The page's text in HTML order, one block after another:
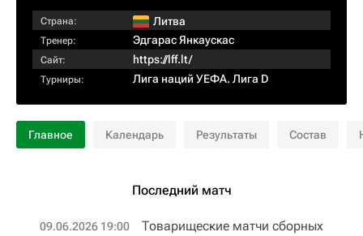
Страна: Литва
Тренер: Эдгарас Янкаускас
Сайт: https://lff.lt/
Турниры: Лига наций УЕФА. Лига D
Главное Календарь Результаты Состав
Последний матч
09.06.2026 19:00 Товарищеские матчи сборных